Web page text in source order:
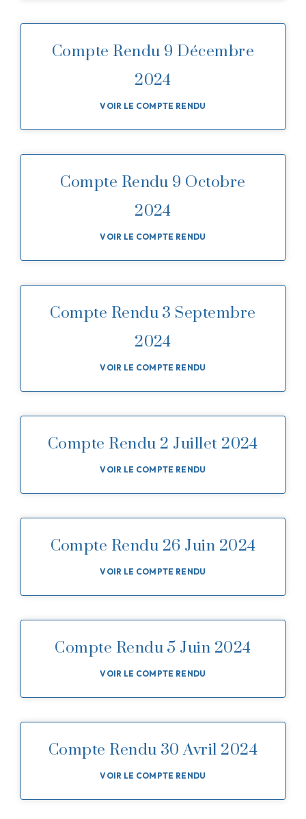
Compte Rendu 9 Décembre
2024
VOIR LE COMPTE RENDU
Compte Rendu 9 Octobre
2024
VOIR LE COMPTE RENDU
Compte Rendu 3 Septembre
2024
VOIR LE COMPTE RENDU
Compte Rendu 2 Juillet 2024
VOIR LE COMPTE RENDU
Compte Rendu 26 Juin 2024
VOIR LE COMPTE RENDU
Compte Rendu 5 Juin 2024
VOIR LE COMPTE RENDU
Compte Rendu 30 Avril 2024
VOIR LE COMPTE RENDU